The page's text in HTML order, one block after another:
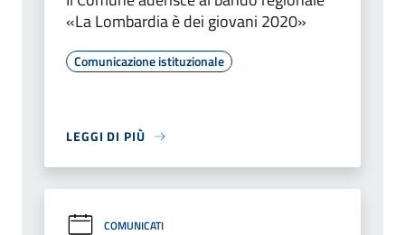
«La Lombardia è dei giovani 2020»
Comunicazione istituzionale
LEGGI DI PIÙ
COMUNICATI